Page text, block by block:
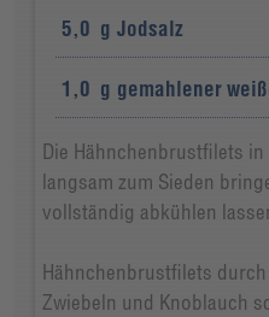
5,0 g Jodsalz
1,0 g gemahlener
Die Hähnchenbrustfilets
langsam zum Sieden
vollständig abkühlen
Hähnchenbrustfilets
Zwiebeln und Knoblauch